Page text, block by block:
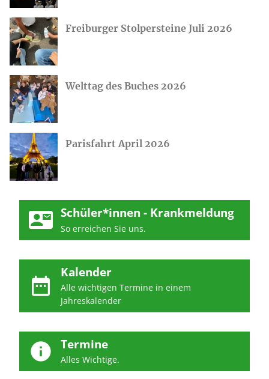
Freiburger Stolpersteine Juli 2026
Welttag des Buches 2026
Parisfahrt April 2026
Schüler*innen - Krankmeldung
So erreichen Sie uns.
Kalender
Alle wichtigen Termine in einem
Jahreskalender
Termine
Alles Wichtige.